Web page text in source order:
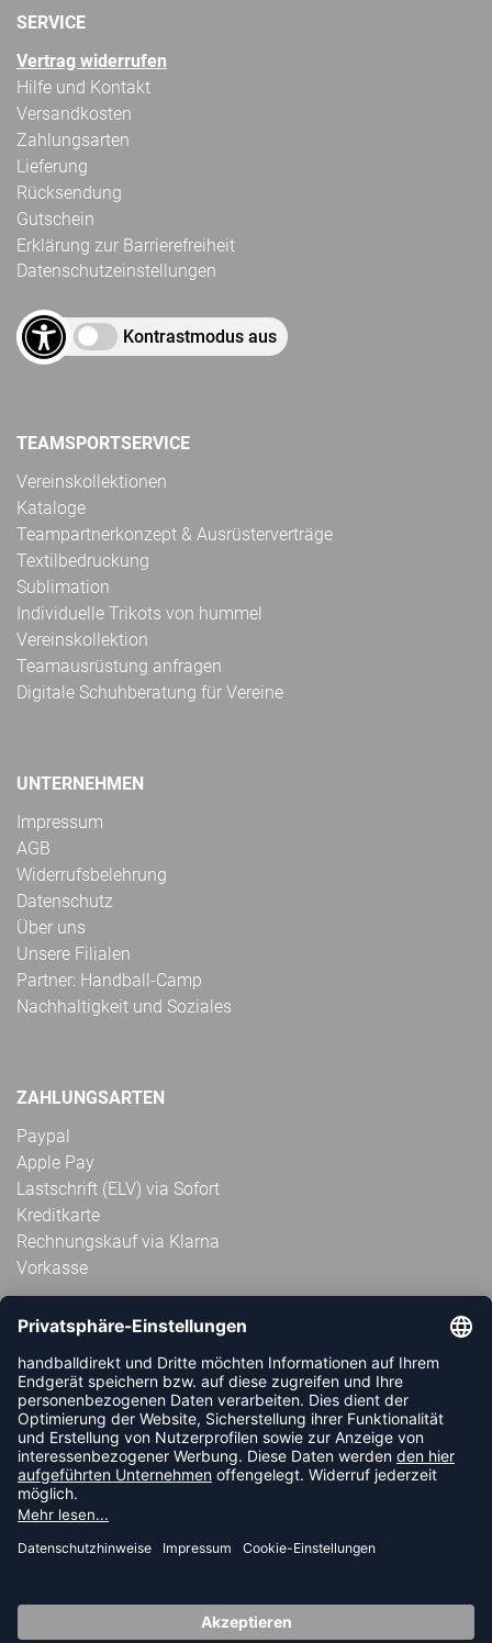
SERVICE
Vertrag widerrufen
Hilfe und Kontakt
Versandkosten
Zahlungsarten
Lieferung
Rücksendung
Gutschein
Erklärung zur Barrierefreiheit
Datenschutzeinstellungen
Kontrastmodus aus
TEAMSPORTSERVICE
Vereinskollektionen
Kataloge
Teampartnerkonzept & Ausrüsterverträge
Textilbedruckung
Sublimation
Individuelle Trikots von hummel
Vereinskollektion
Teamausrüstung anfragen
Digitale Schuhberatung für Vereine
UNTERNEHMEN
Impressum
AGB
Widerrufsbelehrung
Datenschutz
Über uns
Unsere Filialen
Partner: Handball-Camp
Nachhaltigkeit und Soziales
ZAHLUNGSARTEN
Paypal
Apple Pay
Lastschrift (ELV) via Sofort
Kreditkarte
Rechnungskauf via Klarna
Vorkasse
ABONNIERE JETZT DEN KOSTENLOSEN
HANDBALLDIREKT-NEWSLETTER UND VERPASSE KEINE
NEUIGKEIT ODER AKTION MEHR.
JETZT ANMELDEN